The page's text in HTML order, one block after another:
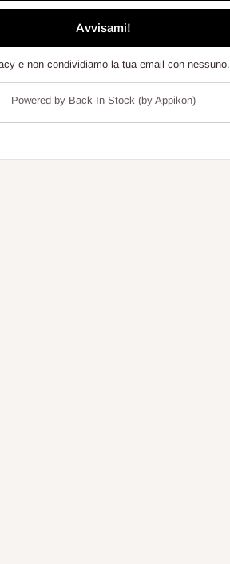
Avvisami!
e non condividiamo la tua email con nessuno.
Powered by Back In Stock (by Appikon)